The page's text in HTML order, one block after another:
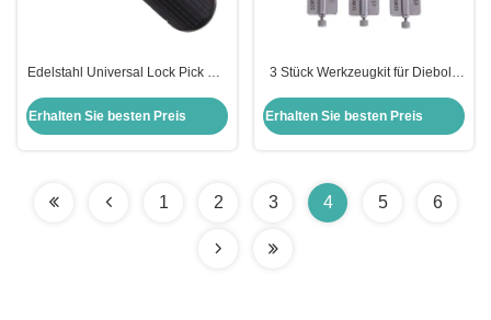
Edelstahl Universal Lock Pick Set
Training Lock Picking Set
Erhalten Sie besten Preis
3 Stück Werkzeugkit für Diebold
Zubehör Schlossschließwerkzeug
Erhalten Sie besten Preis
1 2 3 4 5 6